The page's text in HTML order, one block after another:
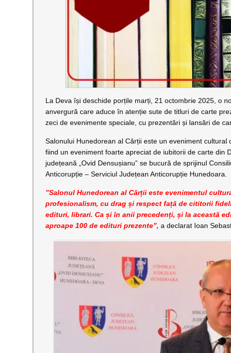
La Deva își deschide porțile marți, 21 octombrie 2025, o
anvergură care aduce în atenție sute de titluri de carte
zeci de evenimente speciale, cu prezentări și lansări de
Salonului Hunedorean al Cărții este un eveniment
fiind un eveniment foarte apreciat de iubitorii de carte din
județeană „Ovid Densușianu” se bucură de sprijinul
Anticorupție – Serviciul Județean Anticorupție Hunedoara.
”Salonul Hunedorean al Cărții este evenimentul
profesionalism, cu drag și respect față de cititorii
edituri, librari. Ca și în anii precedenți, și la această
aproape 100 de edituri prezente”, a declarat Ioan